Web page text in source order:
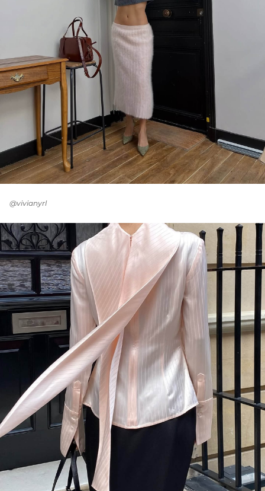
@vivianyrl